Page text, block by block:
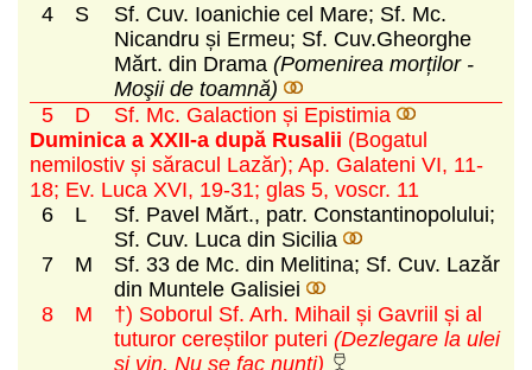
4 S
Sf. Cuv. Ioanichie cel Mare; Sf. Mc.
Nicandru și Ermeu; Sf. Cuv.Gheorghe
Mărt. din Drama (Pomenirea morților -
Moşii de toamnă)
5
D
Sf. Mc. Galaction și Epistimia
Duminica a XXII-a după Rusalii (Bogatul
nemilostiv și săracul Lazăr); Ap. Galateni VI, 11-
18; Ev. Luca XVI, 19-31; glas 5, voscr. 11
6
L
Sf. Pavel Mărt., patr. Constantinopolului;
Sf. Cuv. Luca din Sicilia
7
M
Sf. 33 de Mc. din Melitina; Sf. Cuv. Lazăr
din Muntele Galisiei
8
M
†) Soborul Sf. Arh. Mihail și Gavriil și al
tuturor cereștilor puteri (Dezlegare la ulei
și vin. Nu se fac nunți)